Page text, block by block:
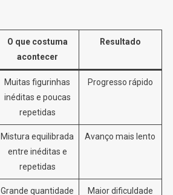
O que costuma
acontecer
Resultado
Muitas figurinhas
inéditas e poucas
repetidas
Progresso rápido
Mistura equilibrada
entre inéditas e
repetidas
Avanço mais lento
Grande quantidade
Maior dificuldade